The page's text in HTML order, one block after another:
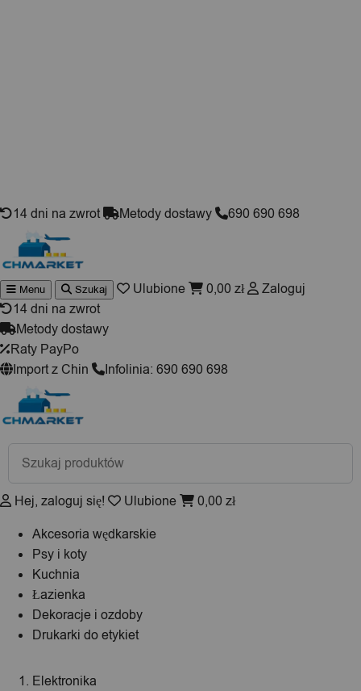
14 dni na zwrot Metody dostawy 690 690 698
Wyszukiwarka
produktów
Menu Szukaj Ulubione 0,00 zł
Zaloguj
14 dni na zwrot
Metody dostawy
Raty PayPo
Import z Chin
Infolinia: 690 690 698
Wyszukiwarka
produktów
Hej, zaloguj się! Ulubione 0,00 zł
Akcesoria wędkarskie
Psy i koty
Kuchnia
Łazienka
Dekoracje i ozdoby
Drukarki do etykiet
Elektronika